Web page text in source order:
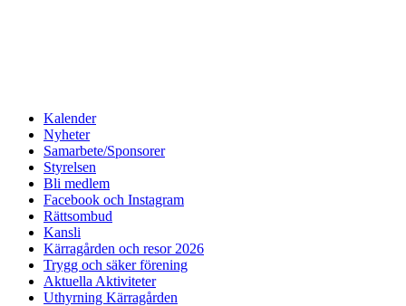
Kalender
Nyheter
Samarbete/Sponsorer
Styrelsen
Bli medlem
Facebook och Instagram
Rättsombud
Kansli
Kärragården och resor 2026
Trygg och säker förening
Aktuella Aktiviteter
Uthyrning Kärragården